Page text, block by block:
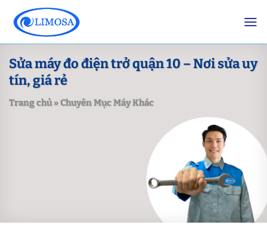
content
Sửa máy đo điện trở quận 10 – Nơi sửa uy
tín, giá rẻ
Trang chủ»Chuyên Mục Máy Khác